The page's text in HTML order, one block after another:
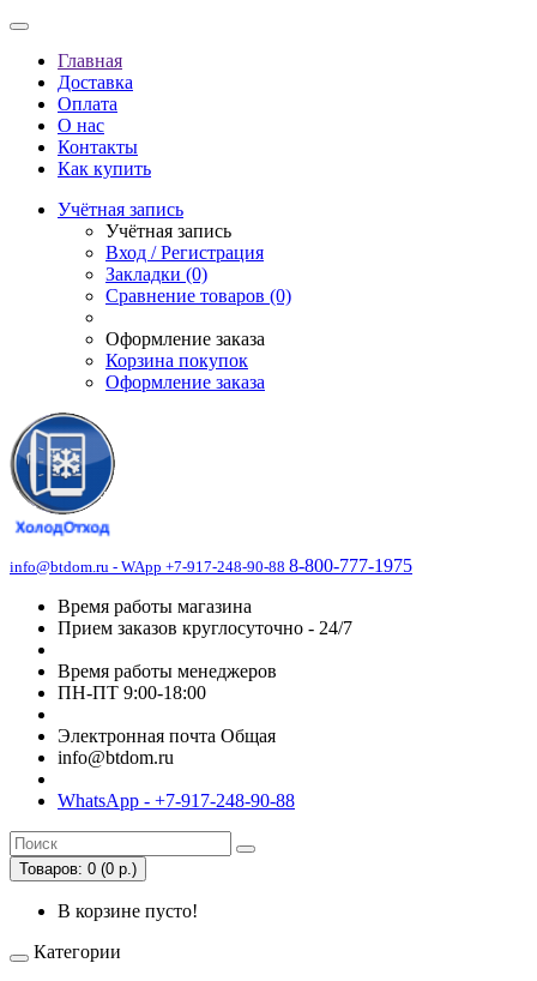
Главная
Доставка
Оплата
О нас
Контакты
Как купить
Учётная запись
Учётная запись
Вход / Регистрация
Закладки (0)
Сравнение товаров (0)
Оформление заказа
Корзина покупок
Оформление заказа
info@btdom.ru - WApp +7-917-248-90-88 8-800-777-1975
Время работы магазина
Прием заказов круглосуточно - 24/7
Время работы менеджеров
ПН-ПТ 9:00-18:00
Электронная почта Общая
info@btdom.ru
WhatsApp - +7-917-248-90-88
Товаров: 0 (0 р.)
В корзине пусто!
Категории